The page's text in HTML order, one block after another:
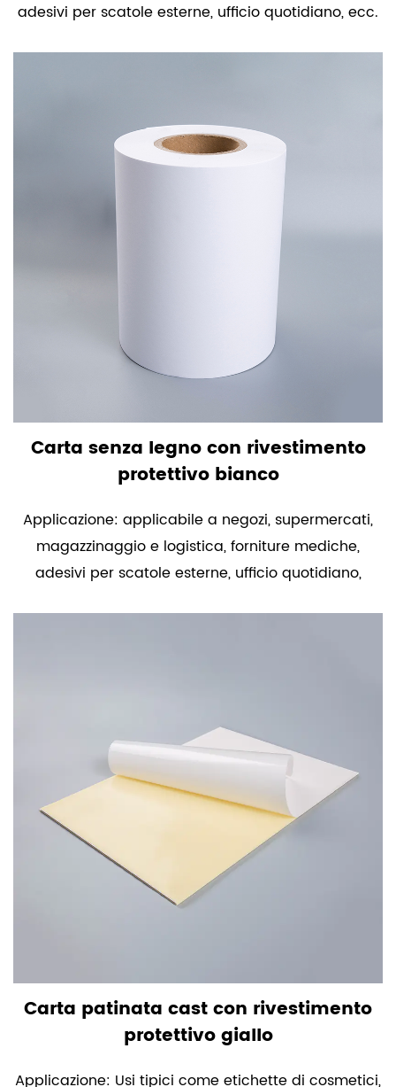
adesivi per scatole esterne, ufficio quotidiano, ecc.
Carta senza legno con rivestimento
protettivo bianco
Applicazione: applicabile a negozi, supermercati,
magazzinaggio e logistica, forniture mediche,
adesivi per scatole esterne, ufficio quotidiano,
Carta patinata cast con rivestimento
protettivo giallo
Applicazione: Usi tipici come etichette di cosmetici,